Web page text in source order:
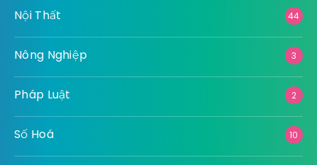
Nội Thất 44
Nông Nghiệp 3
Pháp Luật 2
Số Hoá 10